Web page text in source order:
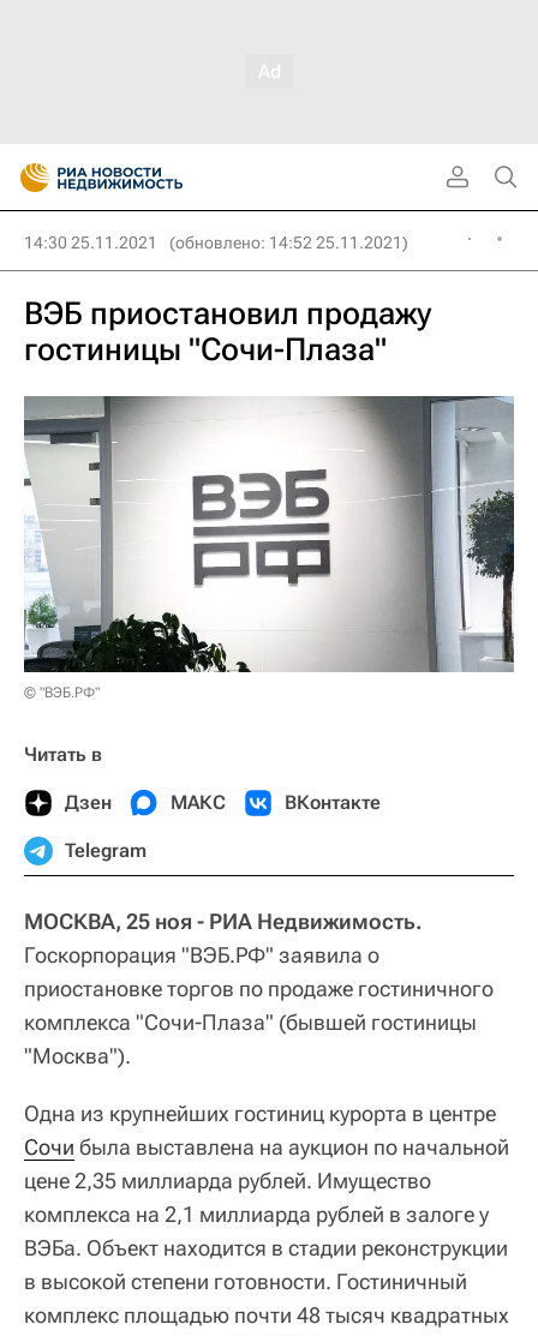
14:30 25.11.2021 (обновлено: 14:52 25.11.2021)
ВЭБ приостановил продажу
гостиницы "Сочи-Плаза"
© "ВЭБ.РФ"
Читать в
Дзен МАКС ВКонтакте
Telegram
МОСКВА, 25 ноя - РИА Недвижимость.
Госкорпорация "ВЭБ.РФ" заявила о
приостановке торгов по продаже гостиничного
комплекса "Сочи-Плаза" (бывшей гостиницы
"Москва").
Одна из крупнейших гостиниц курорта в центре
Сочи была выставлена на аукцион по начальной
цене 2,35 миллиарда рублей. Имущество
комплекса на 2,1 миллиарда рублей в залоге у
ВЭБа. Объект находится в стадии реконструкции
в высокой степени готовности. Гостиничный
комплекс площадью почти 48 тысяч квадратных